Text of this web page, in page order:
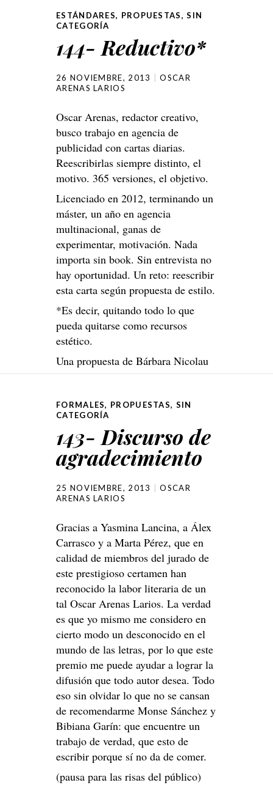
ESTÁNDARES, PROPUESTAS,SIN
CATEGORÍA
144- Reductivo*
26 NOVIEMBRE, 2013
OSCAR
ARENAS LARIOS
Oscar Arenas, redactor creativo,
busco trabajo en agencia de
publicidad con cartas diarias.
Reescribirlas siempre distinto, el
motivo. 365 versiones, el objetivo.
Licenciado en 2012, terminando un
máster, un año en agencia
multinacional, ganas de
experimentar, motivación. Nada
importa sin book. Sin entrevista no
hay oportunidad. Un reto: reescribir
esta carta según propuesta de estilo.
*Es decir, quitando todo lo que
pueda quitarse como recursos
estético.
Una propuesta de Bárbara Nicolau
FORMALES, PROPUESTAS, SIN
CATEGORÍA
143- Discurso de
agradecimiento
25 NOVIEMBRE, 2013
OSCAR
ARENAS LARIOS
Gracias a Yasmina Lancina, a Álex
Carrasco y a Marta Pérez, que en
calidad de miembros del jurado de
este prestigioso certamen han
reconocido la labor literaria de un
tal Oscar Arenas Larios. La verdad
es que yo mismo me considero en
cierto modo un desconocido en el
mundo de las letras, por lo que este
premio me puede ayudar a lograr la
difusión que todo autor desea. Todo
eso sin olvidar lo que no se cansan
de recomendarme Monse Sánchez y
Bibiana Garín: que encuentre un
trabajo de verdad, que esto de
escribir porque sí no da de comer.
(pausa para las risas del público)